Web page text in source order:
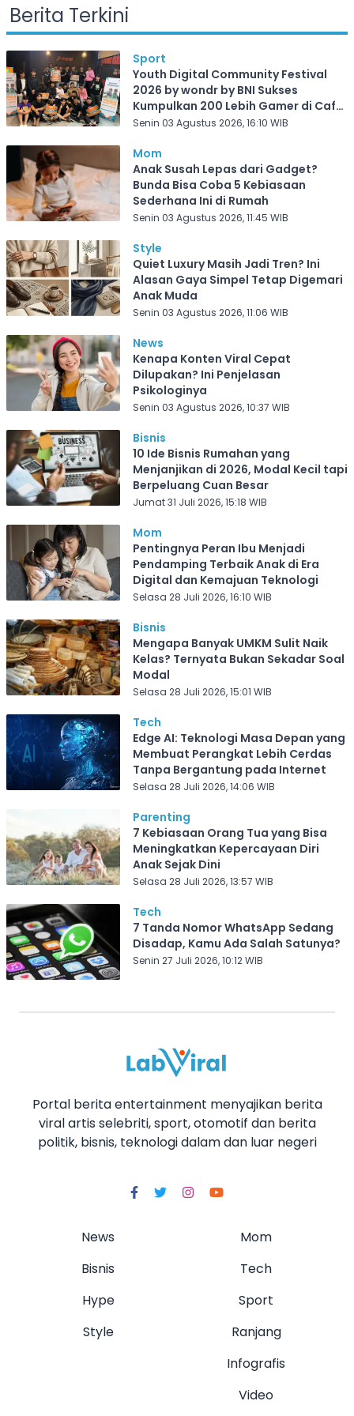
Berita Terkini
Sport
Youth Digital Community Festival
2026 by wondr by BNI Sukses
Kumpulkan 200 Lebih Gamer di Cafe
Frekuensi Depok
Senin 03 Agustus 2026, 16:10 WIB
Mom
Anak Susah Lepas dari Gadget?
Bunda Bisa Coba 5 Kebiasaan
Sederhana Ini di Rumah
Senin 03 Agustus 2026, 11:45 WIB
Style
Quiet Luxury Masih Jadi Tren? Ini
Alasan Gaya Simpel Tetap Digemari
Anak Muda
Senin 03 Agustus 2026, 11:06 WIB
News
Kenapa Konten Viral Cepat
Dilupakan? Ini Penjelasan
Psikologinya
Senin 03 Agustus 2026, 10:37 WIB
Bisnis
10 Ide Bisnis Rumahan yang
Menjanjikan di 2026, Modal Kecil tapi
Berpeluang Cuan Besar
Jumat 31 Juli 2026, 15:18 WIB
Mom
Pentingnya Peran Ibu Menjadi
Pendamping Terbaik Anak di Era
Digital dan Kemajuan Teknologi
Selasa 28 Juli 2026, 16:10 WIB
Bisnis
Mengapa Banyak UMKM Sulit Naik
Kelas? Ternyata Bukan Sekadar Soal
Modal
Selasa 28 Juli 2026, 15:01 WIB
Tech
Edge AI: Teknologi Masa Depan yang
Membuat Perangkat Lebih Cerdas
Tanpa Bergantung pada Internet
Selasa 28 Juli 2026, 14:06 WIB
Parenting
7 Kebiasaan Orang Tua yang Bisa
Meningkatkan Kepercayaan Diri
Anak Sejak Dini
Selasa 28 Juli 2026, 13:57 WIB
Tech
7 Tanda Nomor WhatsApp Sedang
Disadap, Kamu Ada Salah Satunya?
Senin 27 Juli 2026, 10:12 WIB
Portal berita entertainment menyajikan berita
viral artis selebriti, sport, otomotif dan berita
politik, bisnis, teknologi dalam dan luar negeri
News
Bisnis
Hype
Style
Mom
Tech
Sport
Ranjang
Infografis
Video